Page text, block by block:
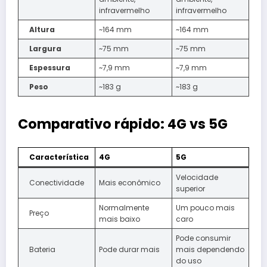
infravermelho
infravermelho
Altura
~164 mm
~164 mm
Largura
~75 mm
~75 mm
Espessura
~7,9 mm
~7,9 mm
Peso
~183 g ~183 g
Comparativo rápido: 4G vs 5G
Característica 4G 5G
Conectividade Mais econômico
Velocidade
superior
Preço
Normalmente
mais baixo
Um pouco mais
caro
Bateria Pode durar mais
Pode consumir
mais dependendo
do uso